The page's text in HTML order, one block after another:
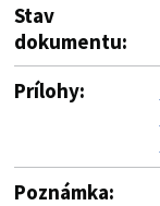
Stav
dokumentu:
Prílohy:
Poznámka: